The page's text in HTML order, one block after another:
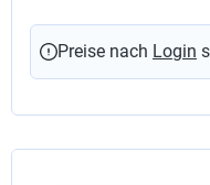
Netzwerkinstallationen,
Glasfaserkabel. 1 VE =
Preise nach Login